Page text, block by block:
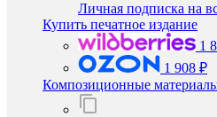
Личная подписка на
Купить печатное издание
1
1 908 ₽
Композиционные